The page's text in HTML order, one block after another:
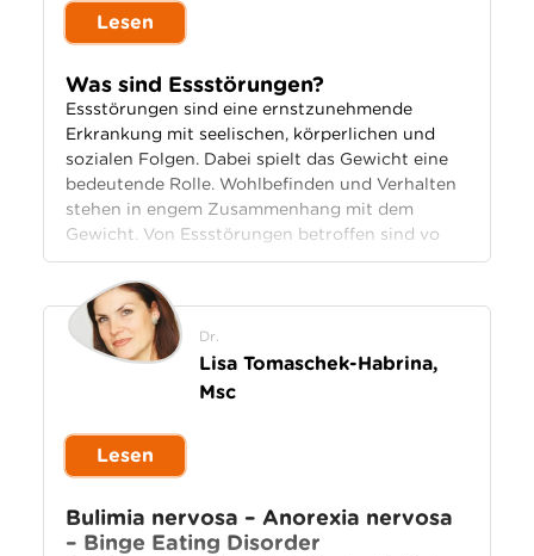
Lesen
Was sind Essstörungen?
Essstörungen sind eine ernstzunehmende
Erkrankung mit seelischen, körperlichen und
sozialen Folgen. Dabei spielt das Gewicht eine
bedeutende Rolle. Wohlbefinden und Verhalten
stehen in engem Zusammenhang mit dem
Gewicht. Von Essstörungen betroffen sind vo
Dr.
Lisa Tomaschek-Habrina,
Msc
Lesen
Bulimia nervosa – Anorexia nervosa
– Binge Eating Disorder